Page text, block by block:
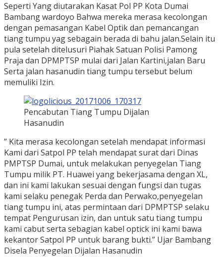
Seperti Yang diutarakan Kasat Pol PP Kota Dumai
Bambang wardoyo Bahwa mereka merasa kecolongan
dengan pemasangan Kabel Optik dan pemancangan
tiang tumpu yag sebagain berada di bahu jalan.Selain itu
pula setelah ditelusuri Piahak Satuan Polisi Pamong
Praja dan DPMPTSP mulai dari Jalan Kartini,jalan Baru
Serta jalan hasanudin tiang tumpu tersebut belum
memuliki Izin.
Pencabutan Tiang Tumpu Dijalan
Hasanudin
” Kita merasa kecolongan setelah mendapat informasi
Kami dari Satpol PP telah mendapat surat dari Dinas
PMPTSP Dumai, untuk melakukan penyegelan Tiang
Tumpu milik PT. Huawei yang bekerjasama dengan XL,
dan ini kami lakukan sesuai dengan fungsi dan tugas
kami selaku penegak Perda dan Perwako,penyegelan
tiang tumpu ini, atas permintaan dari DPMPTSP selaku
tempat Pengurusan izin, dan untuk satu tiang tumpu
kami cabut serta sebagian kabel optick ini kami bawa
kekantor Satpol PP untuk barang bukti.” Ujar Bambang
Disela Penyegelan Dijalan Hasanudin